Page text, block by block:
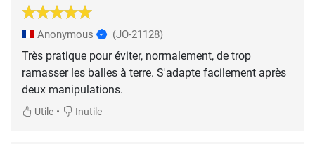
Anonymous (JO-21128)
Très pratique pour éviter, normalement, de trop
ramasser les balles à terre. S'adapte facilement après
deux manipulations.
Utile • Inutile